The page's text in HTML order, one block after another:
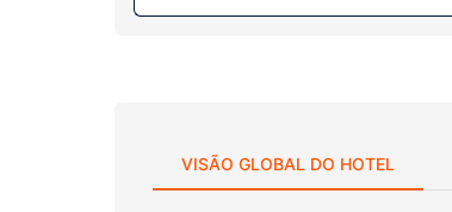
VISÃO GLOBAL DO HOTEL